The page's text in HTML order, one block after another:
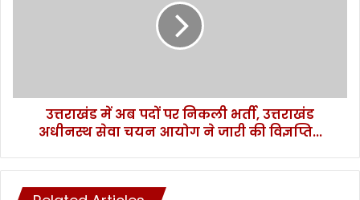
न
अ
प
ली
उत्तराखंड में अब पदों पर निकली भर्ती, उत्तराखंड
अधीनस्थ सेवा चयन आयोग ने जारी की विज्ञप्ति...